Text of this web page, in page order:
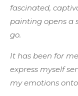
fascinated,
painting opens a
go.
It has been for
express myself
my emotions